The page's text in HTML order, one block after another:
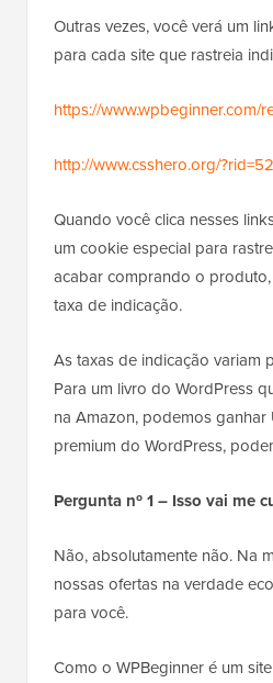
Outras vezes, você verá um
para cada site que rastreia
https://www.wpbeginner.com/
http://www.csshero.org/
Quando você clica nesses
um cookie especial para
acabar comprando o
taxa de indicação.
As taxas de indicação variam
Para um livro do WordPress
na Amazon, podemos ganhar
premium do WordPress,
Pergunta nº 1 – Isso vai me
Não, absolutamente não. Na
nossas ofertas na verdade
para você.
Como o WPBeginner é um